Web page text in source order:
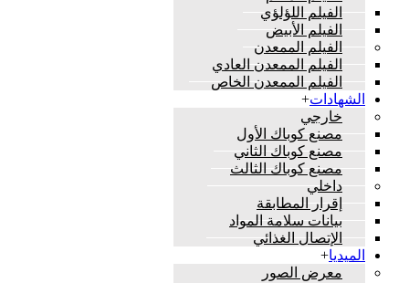
الفيلم اللؤلؤي
الفيلم الأبيض
الفيلم الممعدن
الفيلم الممعدن العادي
الفيلم الممعدن الخاص
الشهادات+
خارجي
مصنع كوباك الأول
مصنع كوباك الثاني
مصنع كوباك الثالث
داخلي
إقرار المطابقة
بيانات سلامة المواد
الإتصال الغذائي
الميديا+
معرض الصور